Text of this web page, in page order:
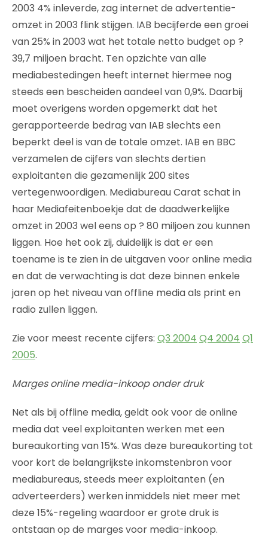
2003 4% inleverde, zag internet de advertentie-
omzet in 2003 flink stijgen. IAB becijferde een groei
van 25% in 2003 wat het totale netto budget op ?
39,7 miljoen bracht. Ten opzichte van alle
mediabestedingen heeft internet hiermee nog
steeds een bescheiden aandeel van 0,9%. Daarbij
moet overigens worden opgemerkt dat het
gerapporteerde bedrag van IAB slechts een
beperkt deel is van de totale omzet. IAB en BBC
verzamelen de cijfers van slechts dertien
exploitanten die gezamenlijk 200 sites
vertegenwoordigen. Mediabureau Carat schat in
haar Mediafeitenboekje dat de daadwerkelijke
omzet in 2003 wel eens op ? 80 miljoen zou kunnen
liggen. Hoe het ook zij, duidelijk is dat er een
toename is te zien in de uitgaven voor online media
en dat de verwachting is dat deze binnen enkele
jaren op het niveau van offline media als print en
radio zullen liggen.
Zie voor meest recente cijfers: Q3 2004 Q4 2004 Q1
2005.
Marges online media-inkoop onder druk
Net als bij offline media, geldt ook voor de online
media dat veel exploitanten werken met een
bureaukorting van 15%. Was deze bureaukorting tot
voor kort de belangrijkste inkomstenbron voor
mediabureaus, steeds meer exploitanten (en
adverteerders) werken inmiddels niet meer met
deze 15%-regeling waardoor er grote druk is
ontstaan op de marges voor media-inkoop.